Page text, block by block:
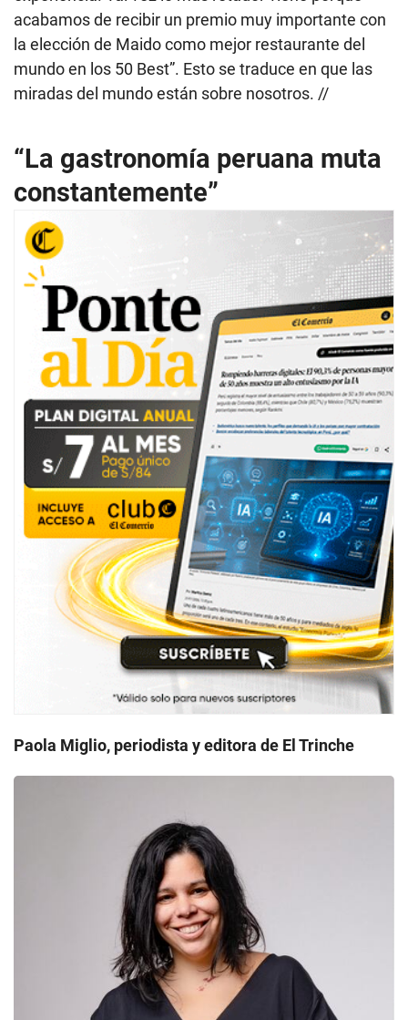
acabamos de recibir un premio muy importante con
la elección de Maido como mejor restaurante del
mundo en los 50 Best”. Esto se traduce en que las
miradas del mundo están sobre nosotros. //
“La gastronomía peruana muta
constantemente”
Paola Miglio, periodista y editora de El Trinche